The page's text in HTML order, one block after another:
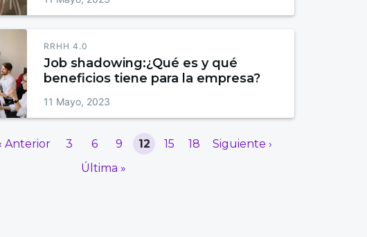
RRHH 4.0
Job shadowing:¿Qué es y qué
beneficios tiene para la empresa?
11 Mayo, 2023
‹ Anterior 3 6 9 12 15 18
Siguiente ›
Última »